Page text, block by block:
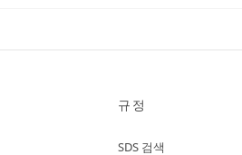
규정
SDS 검색